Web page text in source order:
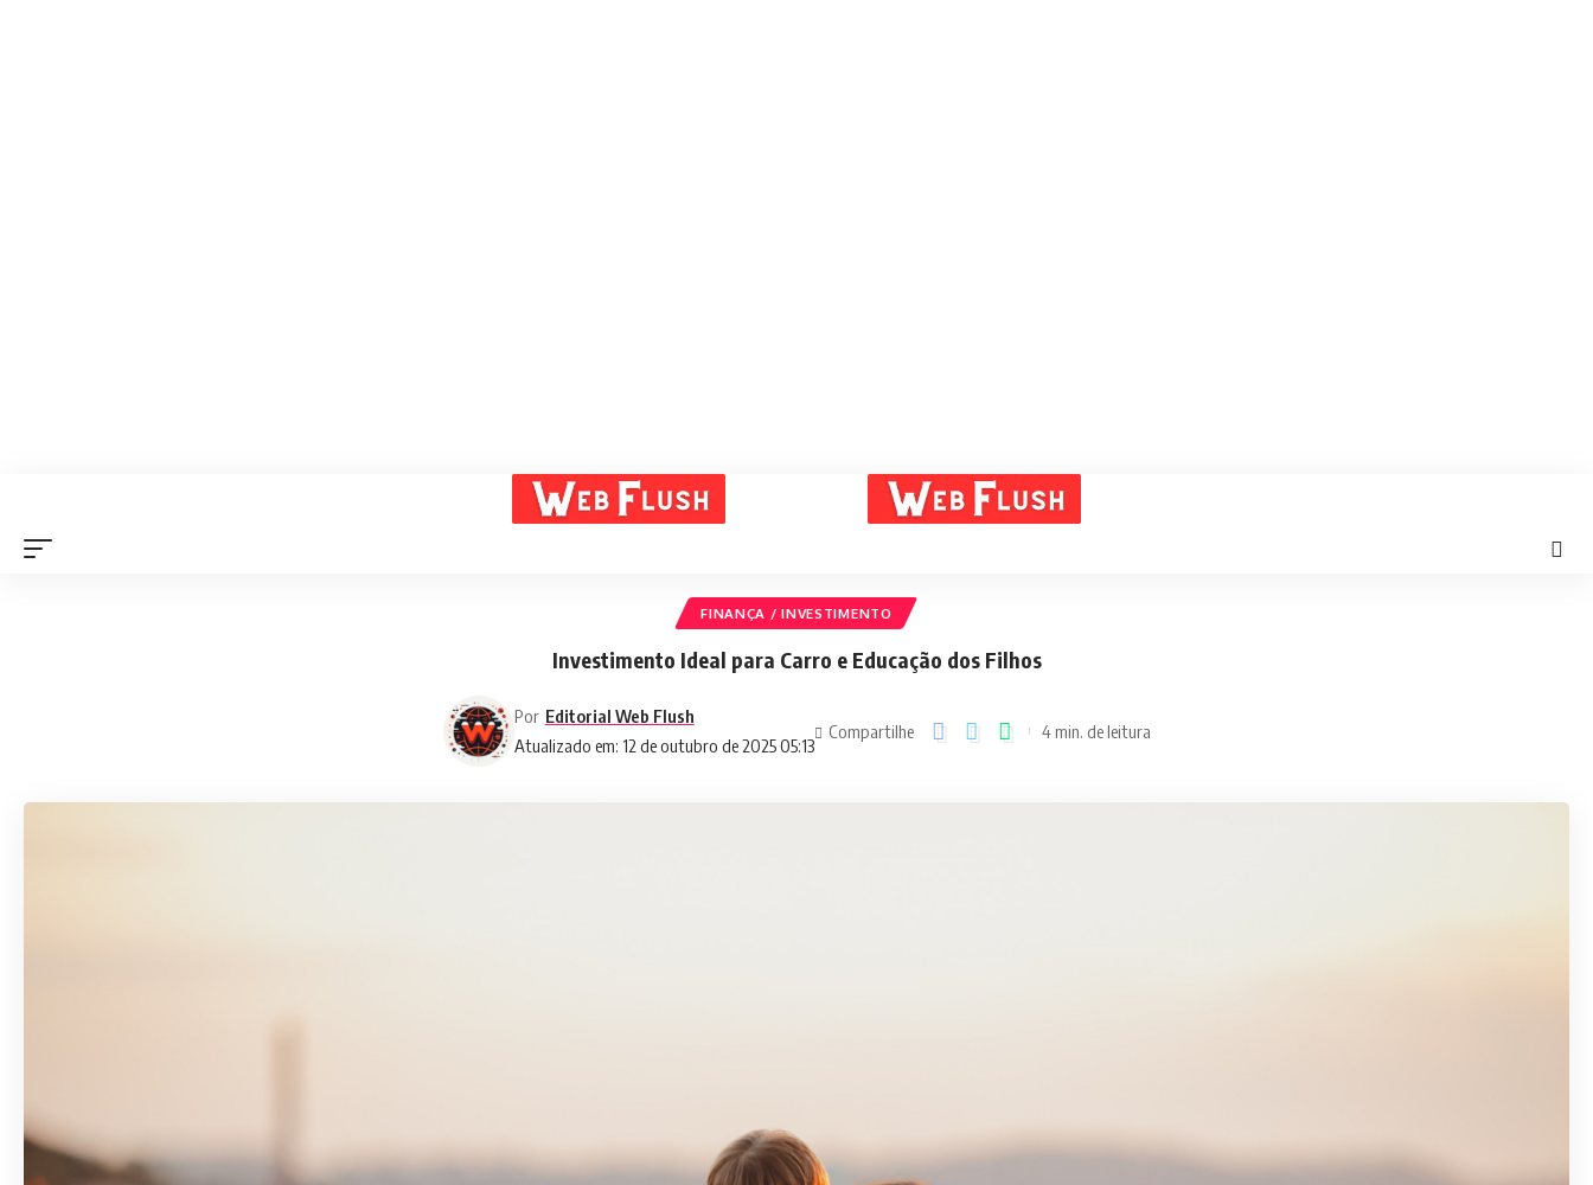
FINANÇA / INVESTIMENTO
Investimento Ideal para Carro e Educação dos Filhos
Atualizado em: 12 de outubro de 2025 05:13
Por Editorial Web Flush
Compartilhe 4 min. de leitura